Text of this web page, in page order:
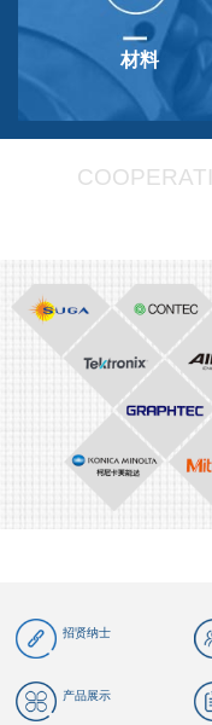
材料
招贤纳士
产品展示